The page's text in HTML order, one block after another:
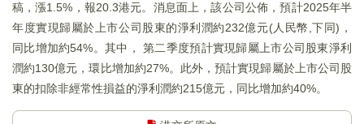
稿，漲1.5%，報20.3港元。消息面上，該公司公佈，預計2025年半
年度實現歸屬於上市公司股東的淨利潤約232億元(人民幣,下同)，
同比增加約54%。其中， 第二季度預計實現歸屬上市公司股東淨利
潤約130億元，環比增加約27%。此外，預計實現歸屬於上市公司股
東的扣除非經常性損益的淨利潤約215億元，同比增加約40%。